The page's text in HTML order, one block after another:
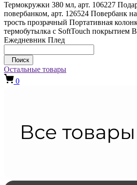
Термокружки 380 мл, арт. 106227
повербанком, арт. 126524 Повербанк
трость прозрачный Портативная
термобутылка с SoftTouch покрытием
Ежедневник Плед
Поиск
Остальные товары
0